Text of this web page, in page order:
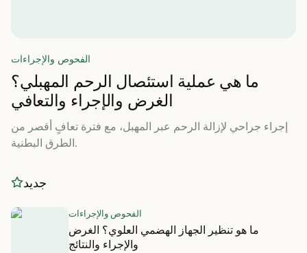
الفحوص والإجراءات
ما هي عملية استئصال الرحم المهبلي؟
الغرض والإجراء والتعافي
إجراء جراحي لإزالة الرحم عبر المهبل، مع فترة تعافٍ أقصر من
الطرق البطنية.
جديد
الفحوص والإجراءات
ما هو تنظير الجهاز الهضمي العلوي؟ الغرض
والإجراء والنتائج